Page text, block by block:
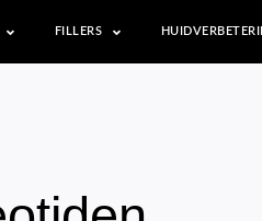
FILLERS